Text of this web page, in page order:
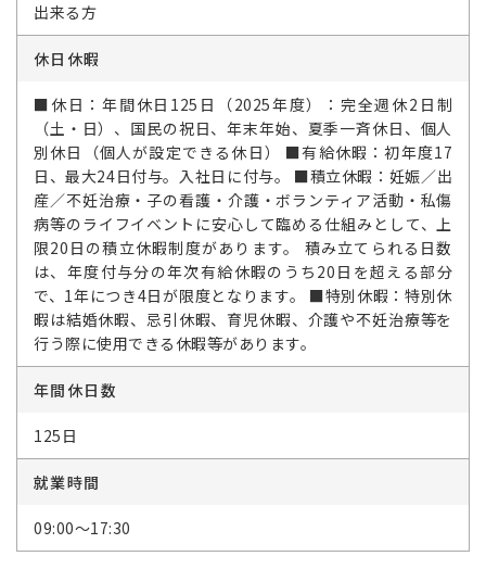
出来る方
休日休暇
■休日：年間休日125日（2025年度）：完全週休2日制
（土・日）、国民の祝日、年末年始、夏季一斉休日、個人
別休日（個人が設定できる休日） ■有給休暇：初年度17
日、最大24日付与。入社日に付与。 ■積立休暇：妊娠／出
産／不妊治療・子の看護・介護・ボランティア活動・私傷
病等のライフイベントに安心して臨める仕組みとして、上
限20日の積立休暇制度があります。 積み立てられる日数
は、年度付与分の年次有給休暇のうち20日を超える部分
で、1年につき4日が限度となります。 ■特別休暇：特別休
暇は結婚休暇、忌引休暇、育児休暇、介護や不妊治療等を
行う際に使用できる休暇等があります。
年間休日数
125日
就業時間
09:00～17:30